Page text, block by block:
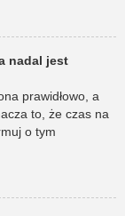
nadal jest
prawidłowo, a
to, że czas na
o tym